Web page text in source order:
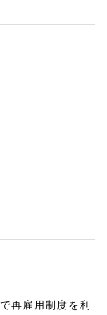
再雇用制度を利